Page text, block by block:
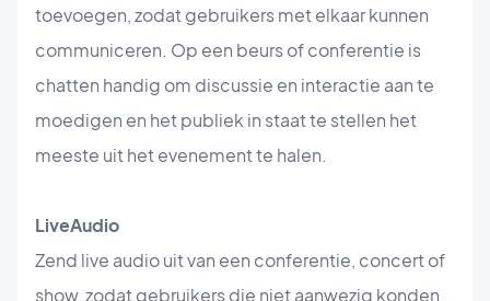
toevoegen, zodat gebruikers met elkaar kunnen
communiceren. Op een beurs of conferentie is
chatten handig om discussie en interactie aan te
moedigen en het publiek in staat te stellen het
meeste uit het evenement te halen.
LiveAudio
Zend live audio uit van een conferentie, concert of
show, zodat gebruikers die niet aanwezig konden